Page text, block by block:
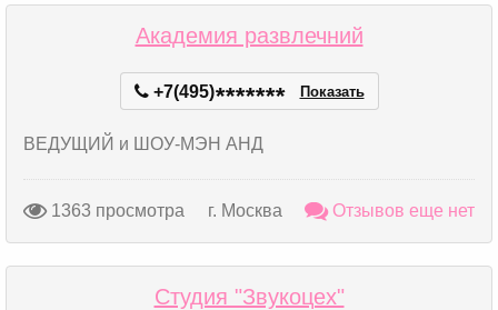
Академия развлечний
+7(495)******* Показать
ВЕДУЩИЙ и ШОУ-МЭН АНД
1363 просмотра г. Москва Отзывов еще нет
Студия "Звукоцех"